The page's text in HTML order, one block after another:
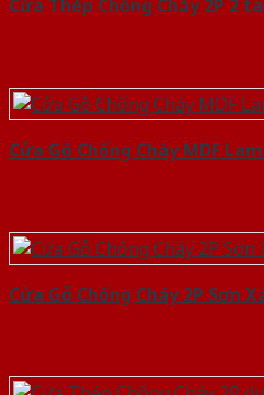
Cửa Thép Chống Cháy 2P 2
Cửa Gỗ Chống Cháy MDF
Cửa Gỗ Chống Cháy 2P Sơn